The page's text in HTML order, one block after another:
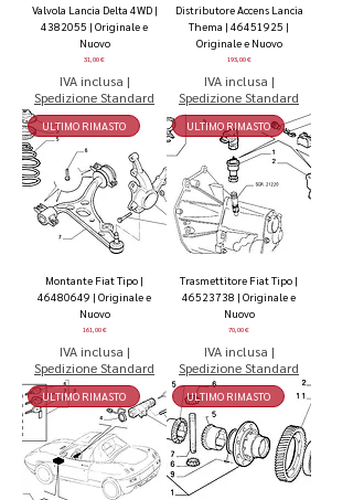
Valvola Lancia Delta 4WD |
4382055 | Originale e
Nuovo
Prezzo
31,00 €
IVA inclusa |
Spedizione Standard
Distributore Accens Lancia
Thema | 46451925 |
Originale e Nuovo
Prezzo
193,00 €
IVA inclusa |
Spedizione Standard
ULTIMO RIMASTO
Montante Fiat Tipo |
46480649 | Originale e
Nuovo
Prezzo
161,00 €
IVA inclusa |
Spedizione Standard
ULTIMO RIMASTO
Trasmettitore Fiat Tipo |
46523738 | Originale e
Nuovo
Prezzo
70,00 €
IVA inclusa |
Spedizione Standard
ULTIMO RIMASTO ULTIMO RIMASTO